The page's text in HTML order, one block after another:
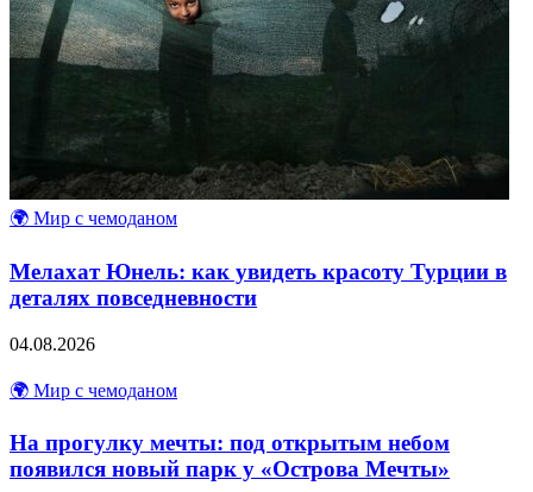
🌍 Мир с чемоданом
Мелахат Юнель: как увидеть красоту Турции в
деталях повседневности
04.08.2026
🌍 Мир с чемоданом
На прогулку мечты: под открытым небом
появился новый парк у «Острова Мечты»